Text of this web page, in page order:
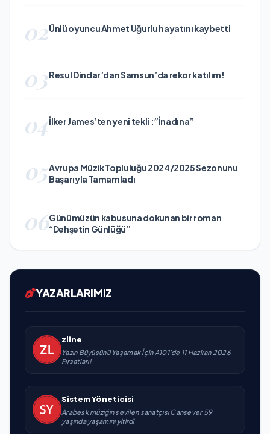
02Ünlü oyuncu Ahmet Uğurlu hayatını kaybetti
03Resul Dindar’dan Samsun’da rekor katılım!
04İlker James’ten yeni tekli :”İnadına”
05Avrupa Müzik Topluluğu 2024/2025 Sezonunu
Başarıyla Tamamladı
06Günümüzün kabusuna dokunan bir roman
“Dehşetin Günlüğü”
YAZARLARIMIZ
zline
Yazın Büyüsünü Yaşamak İçin A101'de 11 Haziran 2026
Fırsatları!
Sistem Yöneticisi
Arabesk müziğin sevilen sanatçısı Cansever 59
yaşında yaşamını yitirdi